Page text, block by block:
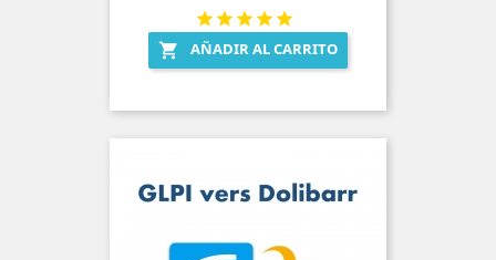
 AÑADIR AL CARRITO